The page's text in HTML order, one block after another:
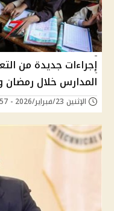
إجراءات جديدة من
المدارس خلال رمضان
الإثنين 23/فبراير/2026 - 06:57 م